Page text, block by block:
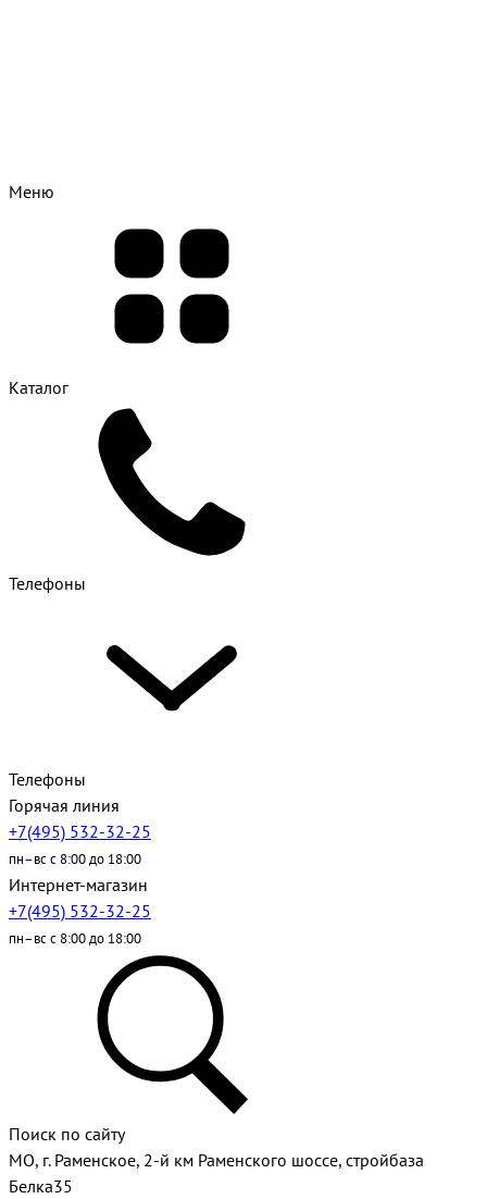
Меню
Каталог
Телефоны
Телефоны
Горячая линия
+7(495) 532-32-25
пн–вс с 8:00 до 18:00
Интернет-магазин
+7(495) 532-32-25
пн–вс с 8:00 до 18:00
Поиск по сайту
МО, г. Раменское, 2-й км Раменского шоссе, стройбаза
Белка35